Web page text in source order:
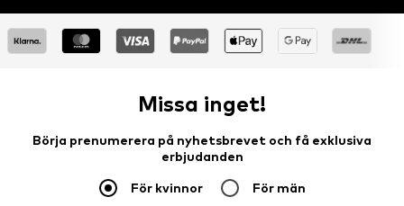
Missa inget!
Börja prenumerera på nyhetsbrevet och få exklusiva
erbjudanden
För kvinnor För män